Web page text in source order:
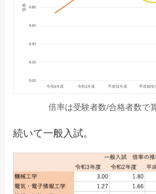
倍率は受験者数/合格者数で
続いて一般入試。